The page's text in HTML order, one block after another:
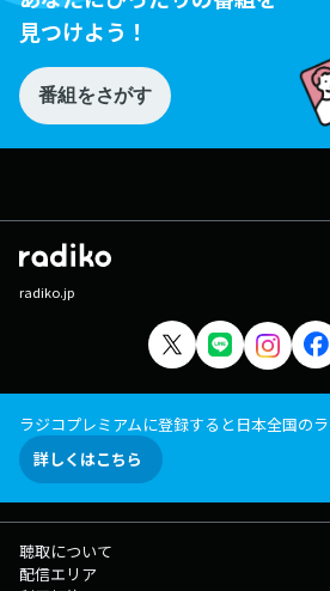
見つけよう！
番組をさがす
radiko.jp
ラジコプレミアムに登録すると日本全国の
詳しくはこちら
聴取について
配信エリア